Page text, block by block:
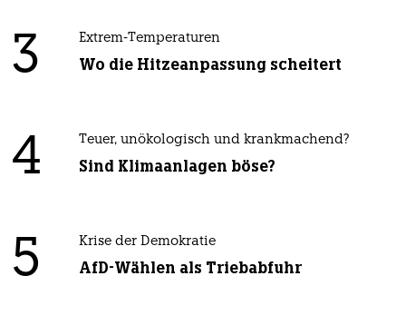
3 Extrem-Temperaturen
Wo die Hitzeanpassung scheitert
4 Teuer, unökologisch und krankmachend?
Sind Klimaanlagen böse?
5 Krise der Demokratie
AfD-Wählen als Triebabfuhr